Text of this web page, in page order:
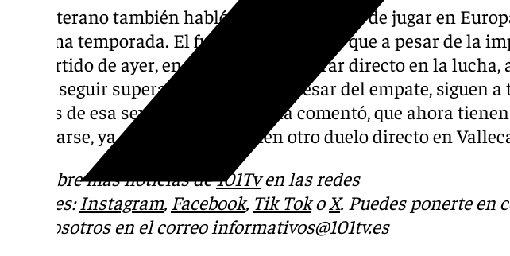
El canterano también habló de la posibilidad de jugar en
próxima temporada. El futbolista comentó que a pesar de la
del partido de ayer, en el que podías entrar directo en la lucha,
de conseguir superar al Mallorca. A pesar del empate, siguen a
puntos de esa sexta plaza. Carmona comentó, que ahora
levantarse, ya que el sábado tienen otro duelo directo en
Descubre más noticias de101Tven las redes
sociales:Instagram, Facebook, Tik TokoX. Puedes ponerte en
con nosotros en el correo informativos@101tv.es